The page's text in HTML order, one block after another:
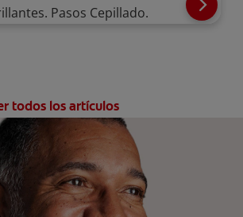
Pasos Cepillado.
todos los artículos